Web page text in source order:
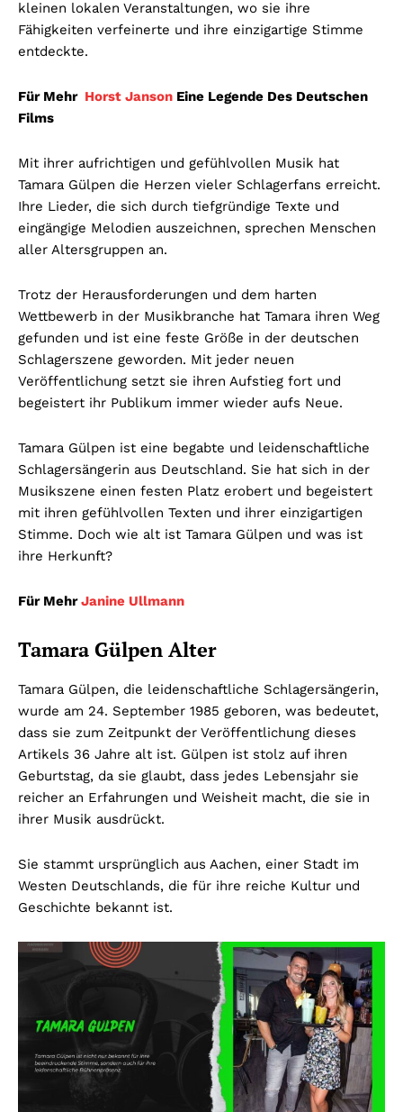
kleinen lokalen Veranstaltungen, wo sie ihre
Fähigkeiten verfeinerte und ihre einzigartige Stimme
entdeckte.
Für Mehr Horst Janson Eine Legende Des Deutschen
Films
Mit ihrer aufrichtigen und gefühlvollen Musik hat
Tamara Gülpen die Herzen vieler Schlagerfans erreicht.
Ihre Lieder, die sich durch tiefgründige Texte und
eingängige Melodien auszeichnen, sprechen Menschen
aller Altersgruppen an.
Trotz der Herausforderungen und dem harten
Wettbewerb in der Musikbranche hat Tamara ihren Weg
gefunden und ist eine feste Größe in der deutschen
Schlagerszene geworden. Mit jeder neuen
Veröffentlichung setzt sie ihren Aufstieg fort und
begeistert ihr Publikum immer wieder aufs Neue.
Tamara Gülpen ist eine begabte und leidenschaftliche
Schlagersängerin aus Deutschland. Sie hat sich in der
Musikszene einen festen Platz erobert und begeistert
mit ihren gefühlvollen Texten und ihrer einzigartigen
Stimme. Doch wie alt ist Tamara Gülpen und was ist
ihre Herkunft?
Für MehrJanine Ullmann
Tamara Gülpen Alter
Tamara Gülpen, die leidenschaftliche Schlagersängerin,
wurde am 24. September 1985 geboren, was bedeutet,
dass sie zum Zeitpunkt der Veröffentlichung dieses
Artikels 36 Jahre alt ist. Gülpen ist stolz auf ihren
Geburtstag, da sie glaubt, dass jedes Lebensjahr sie
reicher an Erfahrungen und Weisheit macht, die sie in
ihrer Musik ausdrückt.
Sie stammt ursprünglich aus Aachen, einer Stadt im
Westen Deutschlands, die für ihre reiche Kultur und
Geschichte bekannt ist.